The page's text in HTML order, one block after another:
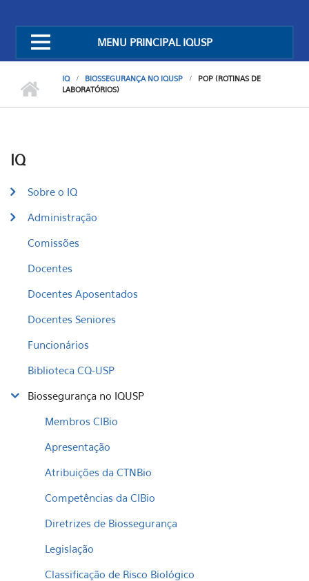
MENU PRINCIPAL IQUSP
IQ BIOSSEGURANÇA NO IQUSP
POP (ROTINAS DE
LABORATÓRIOS)
IQ
Sobre o IQ
Administração
Comissões
Docentes
Docentes Aposentados
Docentes Seniores
Funcionários
Biblioteca CQ-USP
Biossegurança no IQUSP
Membros CIBio
Apresentação
Atribuições da CTNBio
Competências da CIBio
Diretrizes de Biossegurança
Legislação
Classificação de Risco Biológico